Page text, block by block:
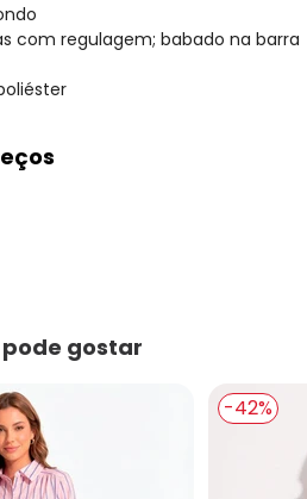
com regulagem; babado na barra
gostar
-42%